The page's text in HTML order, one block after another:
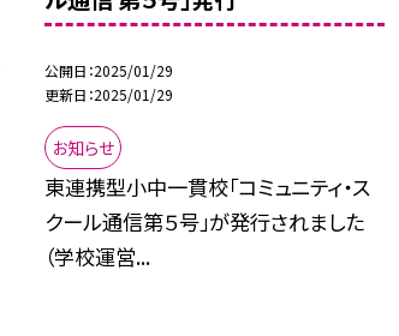
公開日 2025/01/29
更新日 2025/01/29
お知らせ
東連携型小中一貫校「コミュニティ・ス
クール通信第５号」が発行されました
（学校運営...